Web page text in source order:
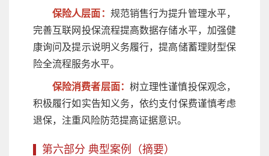
保险人层面： 规范销售行为提升管理水平，
完善互联网投保流程提高数据存储水平，加强健
康询问及提示说明义务履行，提高储蓄理财型保
险全流程服务水平。
保险消费者层面： 树立理性谨慎投保观念，
积极履行如实告知义务，依约支付保费谨慎考虑
退保，注重风险防范提高证据意识。
第六部分 典型案例（摘要）